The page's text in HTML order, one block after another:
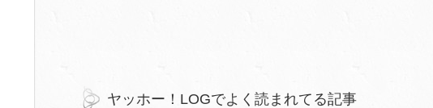
ヤッホー！LOGでよく読まれてる記事